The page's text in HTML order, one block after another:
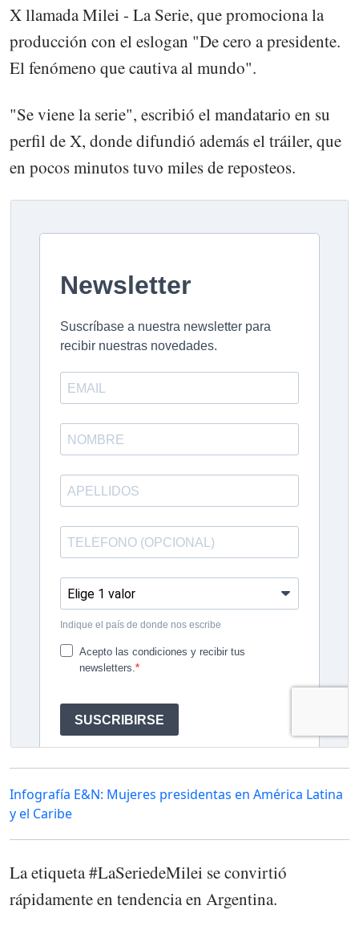
X llamada Milei - La Serie, que promociona la
producción con el eslogan "De cero a presidente.
El fenómeno que cautiva al mundo".
"Se viene la serie", escribió el mandatario en su
perfil de X, donde difundió además el tráiler, que
en pocos minutos tuvo miles de reposteos.
Infografía E&N: Mujeres presidentas en América Latina
y el Caribe
La etiqueta #LaSeriedeMilei se convirtió
rápidamente en tendencia en Argentina.